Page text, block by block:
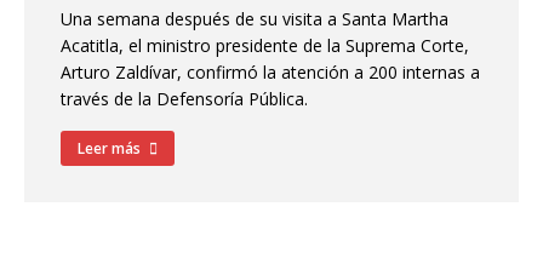
Una semana después de su visita a Santa Martha
Acatitla, el ministro presidente de la Suprema Corte,
Arturo Zaldívar, confirmó la atención a 200 internas a
través de la Defensoría Pública.
Leer más